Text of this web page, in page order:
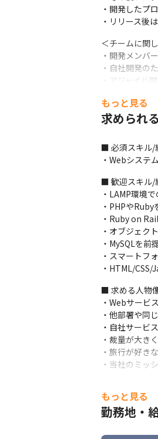
・開発したプ
・リリース後
＜チームに関
・開発メンバ
・自社開発の
・アジャイル
■ この仕事の
・企画から開
・ほぼ100%自
・企画の段階
もっと見る
求められ
■ 必須スキル/
・Webシステ
■ 歓迎スキル/
・LAMP環境
・PHPや
・Ruby on
・オブジェク
・MySQLを前
・スマートフ
・HTML/
■ 求める人物
・Webサービ
・他部署や同
・自社サービ
・裁量が大き
・旅行が好き
・当社のミッ
「世界にあふ
「いつもの生
もっと見る
勤務地・